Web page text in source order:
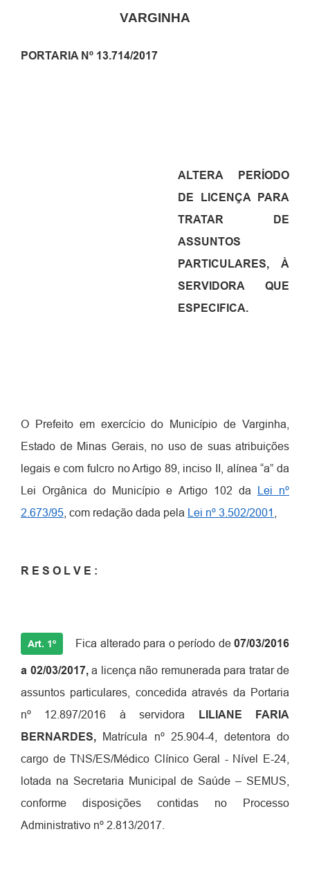
VARGINHA
PORTARIA Nº 13.714/2017
ALTERA PERÍODO
DE LICENÇA
PARA
TRATAR DE
ASSUNTOS
PARTICULARES, À
SERVIDORA QUE
ESPECIFICA.
O Prefeito em exercício do Município de Varginha,
Estado de Minas Gerais, no uso de suas atribuições
legais e com fulcro no Artigo 89, inciso II, alínea “a” da
Lei Orgânica do Município e Artigo 102 da
Lei nº
2.673/95 , com redação dada pela Lei nº 3.502/2001
R E S O L V E :
Art. 1º Fica alterado para o período de07/03/2016
a 02/03/2017, a licença não remunerada para tratar de
assuntos particulares, concedida através da Portaria
nº 12.897/2016 à servidora
LILIANE FARIA
BERNARDES, Matrícula nº 25.904-4, detentora do
cargo de TNS/ES/Médico Clínico Geral - Nível E-24,
lotada na Secretaria Municipal de Saúde – SEMUS,
conforme disposições contidas no Processo
Administrativo nº 2.813/2017.